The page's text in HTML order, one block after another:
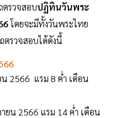
ตรวจสอบปฏิทินวันพระ
โดยจะมีทั้งวันพระไทย
ตรวจสอบได้ดังนี้
2566 แรม 8 ค่ำ เดือน
น 2566 แรม 14 ค่ำ เดือน